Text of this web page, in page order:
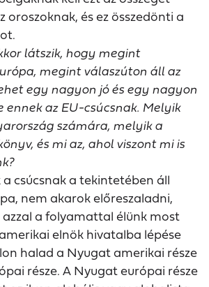
oroszoknak, és ez összedönti a
látszik, hogy megint
megint válaszúton áll az
egy nagyon jó és egy nagyon
ennek az EU-csúcsnak. Melyik
számára, melyik a
és mi az, ahol viszont mi is
csúcsnak a tekintetében áll
nem akarok előreszaladni,
a folyamattal élünk most
elnök hivatalba lépése
halad a Nyugat amerikai része
része. A Nyugat európai része